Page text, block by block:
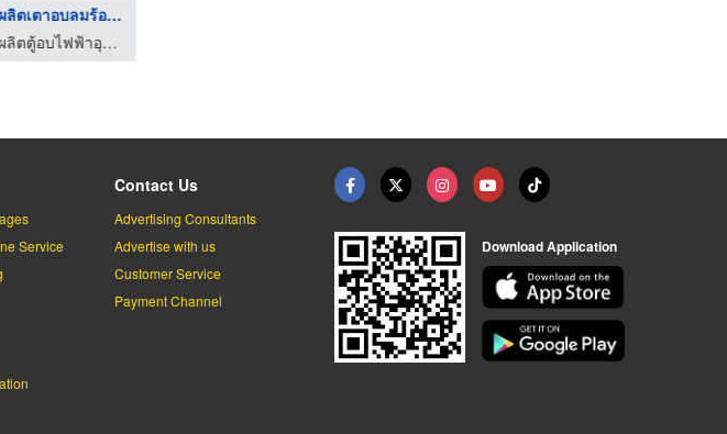
รับผลิตเตาอบลมร้อนแบ ...
รับผลิตตู้อบไฟฟ้าอุตสาหกรรม - โปรเกรสอีเล็คโทรนิค
Service
Contact Us
Advertising Consultants
Advertise with us
Customer Service
Payment Channel
Download Application